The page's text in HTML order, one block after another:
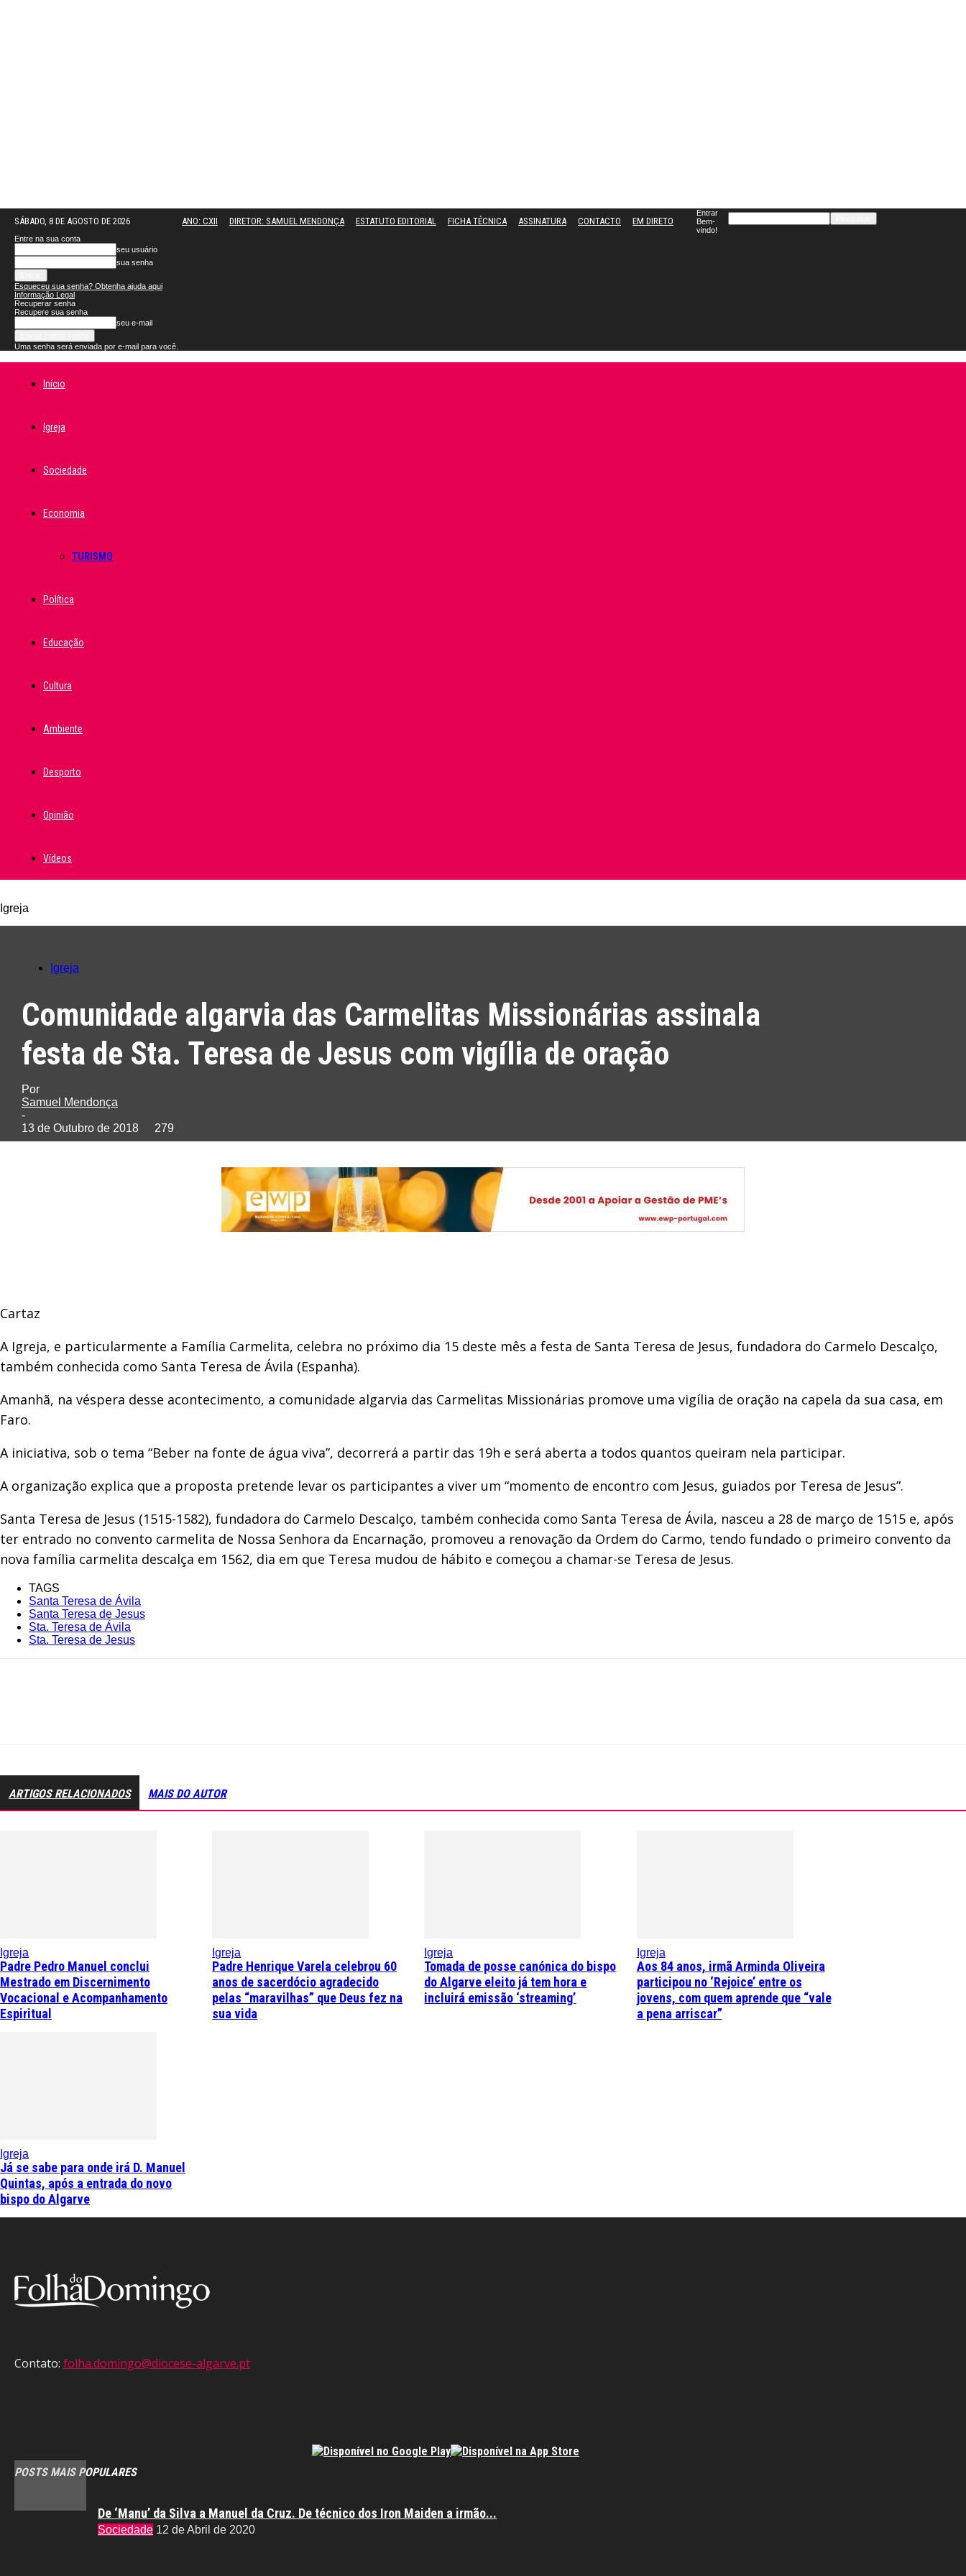
SÁBADO, 8 DE AGOSTO DE 2026 ANO: CXII DIRETOR: SAMUEL MENDONÇA ESTATUTO EDITORIAL FICHA TÉCNICA ASSINATURA CONTACTO EM DIRETO
Entrar
Bem-
vindo!
Entre na sua conta
seu usuário
sua senha
Esqueceu sua senha? Obtenha ajuda aqui
Informação Legal
Recuperar senha
Recupere sua senha
seu e-mail
Uma senha será enviada por e-mail para você.
Início
Igreja
Sociedade
Economia
TURISMO
Política
Educação
Cultura
Ambiente
Desporto
Opinião
Vídeos
Igreja
Igreja
Comunidade algarvia das Carmelitas Missionárias assinala
festa de Sta. Teresa de Jesus com vigília de oração
Por
Samuel Mendonça
-
13 de Outubro de 2018
279
Cartaz
A Igreja, e particularmente a Família Carmelita, celebra no próximo dia 15 deste mês a festa de Santa Teresa de Jesus, fundadora do Carmelo Descalço,
também conhecida como Santa Teresa de Ávila (Espanha).
Amanhã, na véspera desse acontecimento, a comunidade algarvia das Carmelitas Missionárias promove uma vigília de oração na capela da sua casa, em
Faro.
A iniciativa, sob o tema “Beber na fonte de água viva”, decorrerá a partir das 19h e será aberta a todos quantos queiram nela participar.
A organização explica que a proposta pretende levar os participantes a viver um “momento de encontro com Jesus, guiados por Teresa de Jesus”.
Santa Teresa de Jesus (1515-1582), fundadora do Carmelo Descalço, também conhecida como Santa Teresa de Ávila, nasceu a 28 de março de 1515 e, após
ter entrado no convento carmelita de Nossa Senhora da Encarnação, promoveu a renovação da Ordem do Carmo, tendo fundado o primeiro convento da
nova família carmelita descalça em 1562, dia em que Teresa mudou de hábito e começou a chamar-se Teresa de Jesus.
TAGS
Santa Teresa de Ávila
Santa Teresa de Jesus
Sta. Teresa de Ávila
Sta. Teresa de Jesus
ARTIGOS RELACIONADOS MAIS DO AUTOR
Igreja
Padre Pedro Manuel conclui
Mestrado em Discernimento
Vocacional e Acompanhamento
Espiritual
Igreja
Padre Henrique Varela celebrou 60
anos de sacerdócio agradecido
pelas “maravilhas” que Deus fez na
sua vida
Igreja
Tomada de posse canónica do bispo
do Algarve eleito já tem hora e
incluirá emissão ‘streaming’
Igreja
Aos 84 anos, irmã Arminda Oliveira
participou no ‘Rejoice’ entre os
jovens, com quem aprende que “vale
a pena arriscar”
Igreja
Já se sabe para onde irá D. Manuel
Quintas, após a entrada do novo
bispo do Algarve
Contato: folha.domingo@diocese-algarve.pt
POSTS MAIS POPULARES
De ‘Manu’ da Silva a Manuel da Cruz. De técnico dos Iron Maiden a irmão...
Sociedade 12 de Abril de 2020